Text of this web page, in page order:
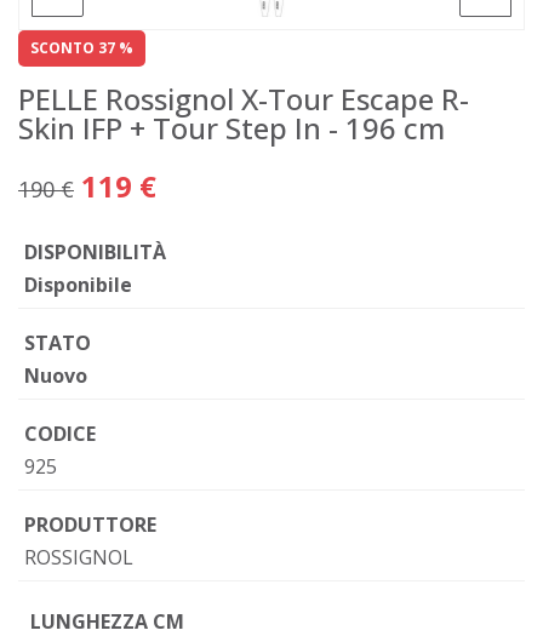
SCONTO 37 %
PELLE Rossignol X-Tour Escape R-
Skin IFP + Tour Step In - 196 cm
190 € 119 €
DISPONIBILITÀ
Disponibile
STATO
Nuovo
CODICE
925
PRODUTTORE
ROSSIGNOL
LUNGHEZZA CM